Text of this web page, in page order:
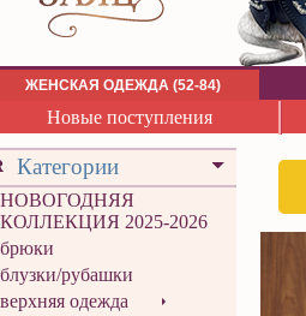
ЖЕНСКАЯ ОДЕЖДА (52-84)
Новые поступления
Категории
НОВОГОДНЯЯ
КОЛЛЕКЦИЯ 2025-2026
брюки
блузки/рубашки
верхняя одежда